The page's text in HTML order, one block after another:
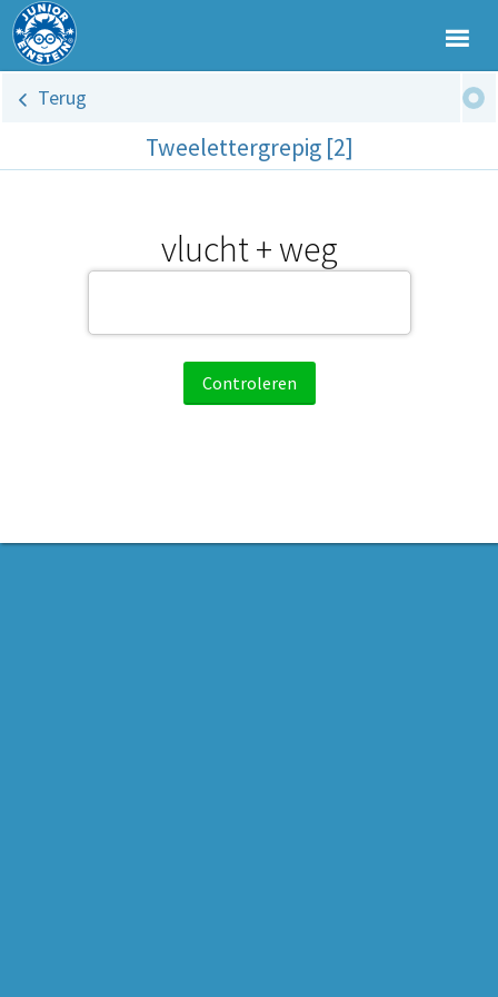
Terug
Tweelettergrepig [2]
vlucht + weg